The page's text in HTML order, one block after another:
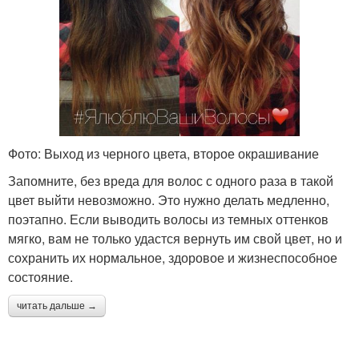
Фото: Выход из черного цвета, второе окрашивание
Запомните, без вреда для волос с одного раза в такой
цвет выйти невозможно. Это нужно делать медленно,
поэтапно. Если выводить волосы из темных оттенков
мягко, вам не только удастся вернуть им свой цвет, но и
сохранить их нормальное, здоровое и жизнеспособное
состояние.
читать дальше →